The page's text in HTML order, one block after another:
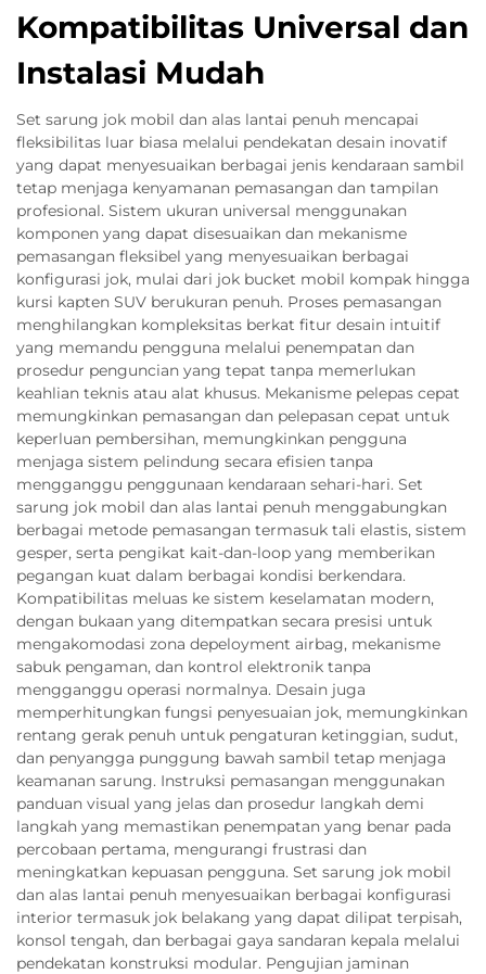
Kompatibilitas Universal dan
Instalasi Mudah
Set sarung jok mobil dan alas lantai penuh mencapai
fleksibilitas luar biasa melalui pendekatan desain inovatif
yang dapat menyesuaikan berbagai jenis kendaraan sambil
tetap menjaga kenyamanan pemasangan dan tampilan
profesional. Sistem ukuran universal menggunakan
komponen yang dapat disesuaikan dan mekanisme
pemasangan fleksibel yang menyesuaikan berbagai
konfigurasi jok, mulai dari jok bucket mobil kompak hingga
kursi kapten SUV berukuran penuh. Proses pemasangan
menghilangkan kompleksitas berkat fitur desain intuitif
yang memandu pengguna melalui penempatan dan
prosedur penguncian yang tepat tanpa memerlukan
keahlian teknis atau alat khusus. Mekanisme pelepas cepat
memungkinkan pemasangan dan pelepasan cepat untuk
keperluan pembersihan, memungkinkan pengguna
menjaga sistem pelindung secara efisien tanpa
mengganggu penggunaan kendaraan sehari-hari. Set
sarung jok mobil dan alas lantai penuh menggabungkan
berbagai metode pemasangan termasuk tali elastis, sistem
gesper, serta pengikat kait-dan-loop yang memberikan
pegangan kuat dalam berbagai kondisi berkendara.
Kompatibilitas meluas ke sistem keselamatan modern,
dengan bukaan yang ditempatkan secara presisi untuk
mengakomodasi zona depeloyment airbag, mekanisme
sabuk pengaman, dan kontrol elektronik tanpa
mengganggu operasi normalnya. Desain juga
memperhitungkan fungsi penyesuaian jok, memungkinkan
rentang gerak penuh untuk pengaturan ketinggian, sudut,
dan penyangga punggung bawah sambil tetap menjaga
keamanan sarung. Instruksi pemasangan menggunakan
panduan visual yang jelas dan prosedur langkah demi
langkah yang memastikan penempatan yang benar pada
percobaan pertama, mengurangi frustrasi dan
meningkatkan kepuasan pengguna. Set sarung jok mobil
dan alas lantai penuh menyesuaikan berbagai konfigurasi
interior termasuk jok belakang yang dapat dilipat terpisah,
konsol tengah, dan berbagai gaya sandaran kepala melalui
pendekatan konstruksi modular. Pengujian jaminan